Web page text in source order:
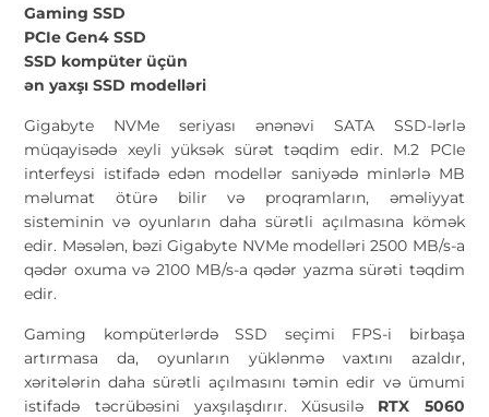
Gaming SSD
PCIe Gen4 SSD
SSD kompüter üçün
ən yaxşı SSD modelləri
Gigabyte NVMe seriyası ənənəvi SATA SSD-lərlə
müqayisədə xeyli yüksək sürət təqdim edir. M.2 PCIe
interfeysi istifadə edən modellər saniyədə minlərlə MB
məlumat ötürə bilir və proqramların, əməliyyat
sisteminin və oyunların daha sürətli açılmasına kömək
edir. Məsələn, bəzi Gigabyte NVMe modelləri 2500 MB/s-a
qədər oxuma və 2100 MB/s-a qədər yazma sürəti təqdim
edir.
Gaming kompüterlərdə SSD seçimi FPS-i birbaşa
artırmasa da, oyunların yüklənmə vaxtını azaldır,
xəritələrin daha sürətli açılmasını təmin edir və ümumi
istifadə təcrübəsini yaxşılaşdırır. Xüsusilə RTX 5060